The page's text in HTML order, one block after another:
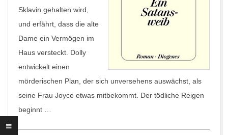
Sklavin gehalten wird,
und erfährt, dass die alte
Dame ein Vermögen im
Haus versteckt. Dolly
entwickelt einen
mörderischen Plan, der sich unversehens auswächst, als
seine Frau Joyce etwas mitbekommt. Der tödliche Reigen
beginnt …